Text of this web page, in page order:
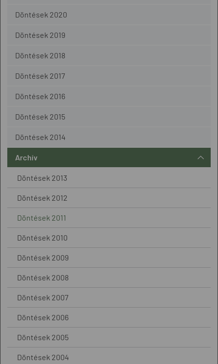
Döntések 2020
Döntések 2019
Döntések 2018
Döntések 2017
Döntések 2016
Döntések 2015
Döntések 2014
Archív
Döntések 2013
Döntések 2012
Döntések 2011
Döntések 2010
Döntések 2009
Döntések 2008
Döntések 2007
Döntések 2006
Döntések 2005
Döntések 2004